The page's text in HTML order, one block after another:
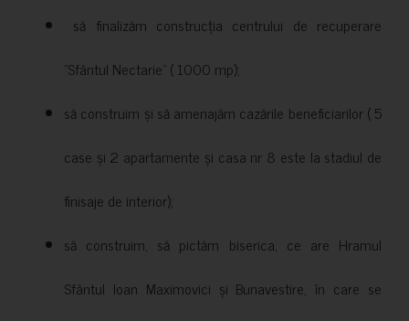
să finalizăm construcția centrului de recuperare
”Sfântul Nectarie” ( 1000 mp);
să construim și să amenajăm cazările beneficiarilor ( 5
case și 2 apartamente și casa nr 8 este la stadiul de
finisaje de interior);
să construim, să pictăm biserica, ce are Hramul
Sfântul Ioan Maximovici și Bunavestire, în care se